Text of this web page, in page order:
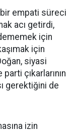
bir empati süreci
acı getirdi,
için
için
siyasi
çıkarlarının
gerektiğini de
izin